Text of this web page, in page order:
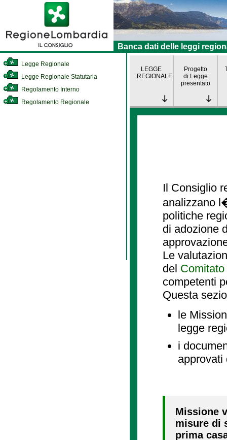
Banca dati delle leggi
Legge Regionale
Legge Regionale Statutaria
Regolamento Interno
Regolamento Regionale
LEGGE
REGIONALE
Progetto
di Legge
presentato
Il Consiglio
analizzano
politiche
di adozione
Le
del
competenti
Questa
le
legge
i
approvati
Missione
misure di
prima